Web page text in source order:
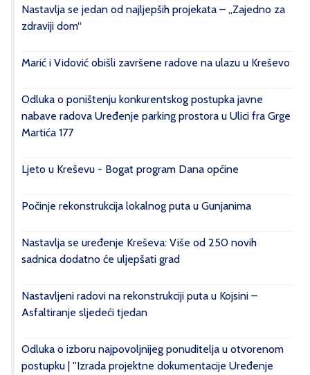
Nastavlja se jedan od najljepših projekata – „Zajedno za
zdraviji dom“
Marić i Vidović obišli završene radove na ulazu u Kreševo
Odluka o poništenju konkurentskog postupka javne
nabave radova Uređenje parking prostora u Ulici fra Grge
Martića 177
Ljeto u Kreševu - Bogat program Dana općine
Počinje rekonstrukcija lokalnog puta u Gunjanima
Nastavlja se uređenje Kreševa: Više od 250 novih
sadnica dodatno će uljepšati grad
Nastavljeni radovi na rekonstrukciji puta u Kojsini –
Asfaltiranje sljedeći tjedan
Odluka o izboru najpovoljnijeg ponuditelja u otvorenom
postupku | ''Izrada projektne dokumentacije Uređenje